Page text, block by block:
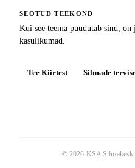
SEOTUD TEEKOND
Kui see teema puudutab sind,
kasulikumad.
Tee Kiirtest Silmade
© 2026 KSA